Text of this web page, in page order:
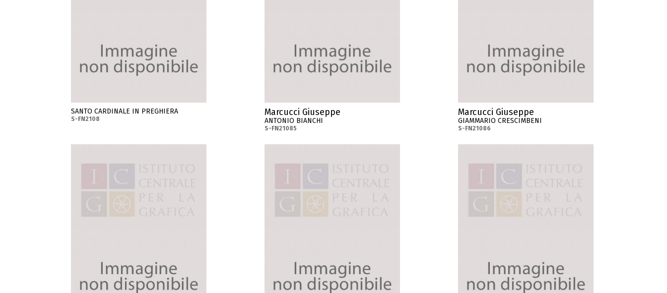
SANTO CARDINALE IN PREGHIERA
S-FN2108
Marcucci Giuseppe
ANTONIO BIANCHI
S-FN21085
Marcucci Giuseppe
GIAMMARIO CRESCIMBENI
S-FN21086